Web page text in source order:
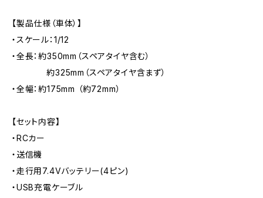
【製品仕様（車体）】
・スケール：1/12
・全長：約350mm（スペアタイヤ含む）
約325mm（スペアタイヤ含まず）
・全幅：約175mm （約72mm）
【セット内容】
・RCカー
・送信機
・走行用7.4Vバッテリー(4ピン)
・USB充電ケーブル